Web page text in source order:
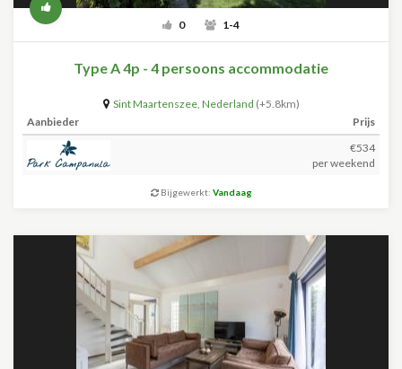
0 1-4
Type A 4p - 4 persoons accommodatie
Sint Maartenszee, Nederland (+5.8km)
Aanbieder
Prijs
€534
per weekend
Bijgewerkt: Vandaag